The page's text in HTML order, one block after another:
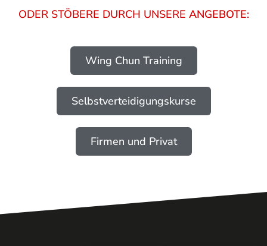
ODER STÖBERE DURCH UNSERE ANGEBOTE:
Wing Chun Training
Selbstverteidigungskurse
Firmen und Privat